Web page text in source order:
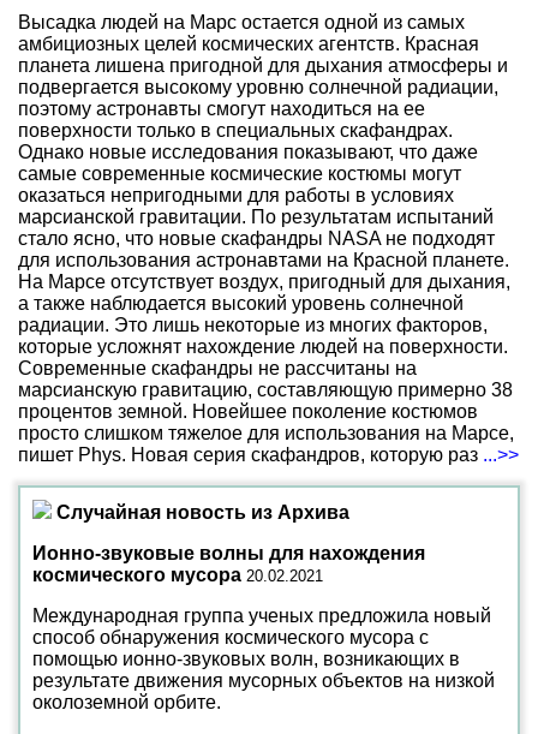
Высадка людей на Марс остается одной из самых
амбициозных целей космических агентств. Красная
планета лишена пригодной для дыхания атмосферы и
подвергается высокому уровню солнечной радиации,
поэтому астронавты смогут находиться на ее
поверхности только в специальных скафандрах.
Однако новые исследования показывают, что даже
самые современные космические костюмы могут
оказаться непригодными для работы в условиях
марсианской гравитации. По результатам испытаний
стало ясно, что новые скафандры NASA не подходят
для использования астронавтами на Красной планете.
На Марсе отсутствует воздух, пригодный для дыхания,
а также наблюдается высокий уровень солнечной
радиации. Это лишь некоторые из многих факторов,
которые усложнят нахождение людей на поверхности.
Современные скафандры не рассчитаны на
марсианскую гравитацию, составляющую примерно 38
процентов земной. Новейшее поколение костюмов
просто слишком тяжелое для использования на Марсе,
пишет Phys. Новая серия скафандров, которую раз ...>>
Случайная новость из Архива
Ионно-звуковые волны для нахождения
космического мусора 20.02.2021
Международная группа ученых предложила новый
способ обнаружения космического мусора с
помощью ионно-звуковых волн, возникающих в
результате движения мусорных объектов на низкой
околоземной орбите.